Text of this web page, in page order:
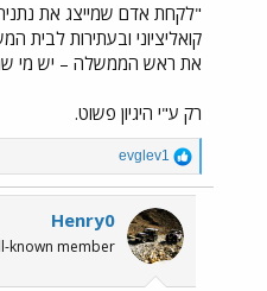
"לקחת אדם שמייצג את
קואליציוני ובעתירות לבית
את ראש הממשלה – יש מי
רק ע"י היגיון פשוט.
R
e
a
c
t
i
evglev1
Henry0
known member